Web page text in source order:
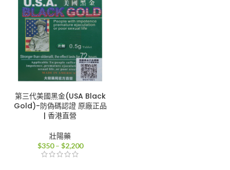
第三代美國黑金(USA Black
Gold)-防偽碼認證 原廠正品
| 香港直營
壯陽藥
$350 – $2,200價